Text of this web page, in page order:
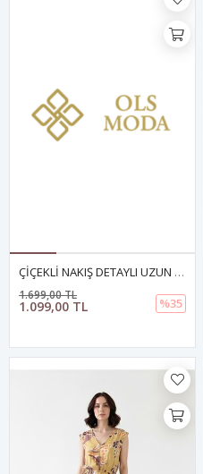
ÇİÇEKLİ NAKIŞ DETAYLI UZUN DENİM ETEK- MAVİ
1.099,00 TL
1.699,00 TL
%35